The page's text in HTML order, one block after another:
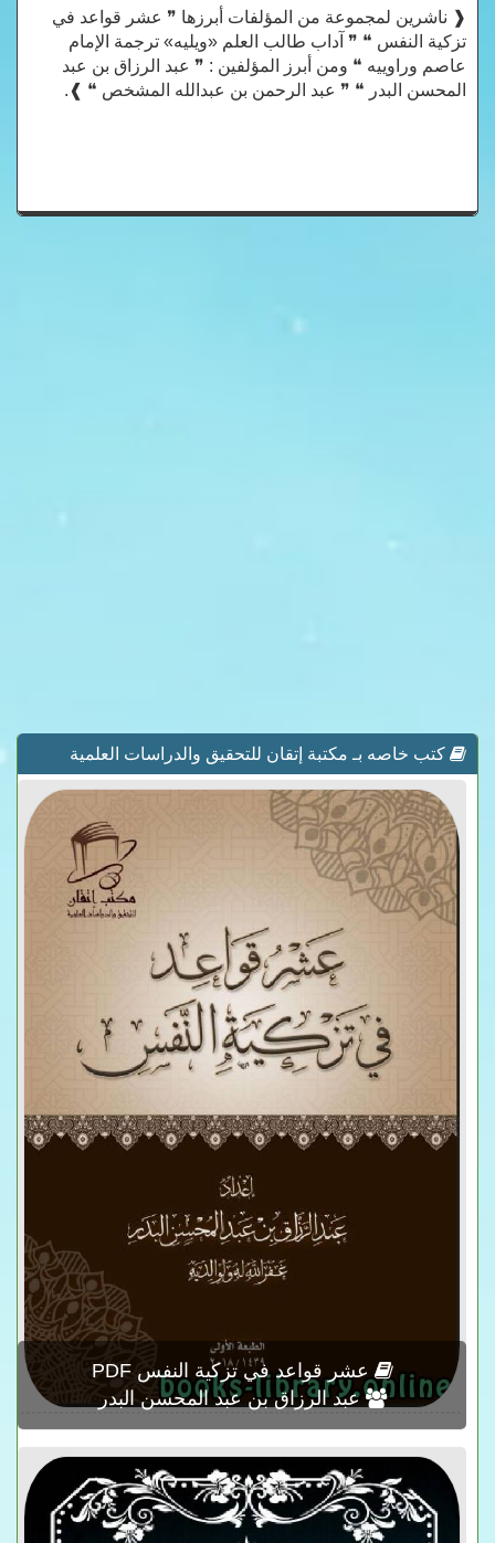
Mktbt Itqan Llthqyq Waldrasat Al-Lmyh
❰ ناشرين لمجموعة من المؤلفات أبرزها ❞ عشر قواعد في
تزكية النفس ❝ ❞ آداب طالب العلم «ويليه» ترجمة الإمام
عاصم وراوييه ❝ ومن أبرز المؤلفين : ❞ عبد الرزاق بن عبد
المحسن البدر ❝ ❞ عبد الرحمن بن عبدالله المشخص ❝ ❱.
كتب خاصه بـ مكتبة إتقان للتحقيق والدراسات العلمية
عشر قواعد في تزكية النفس PDF
عبد الرزاق بن عبد المحسن البدر